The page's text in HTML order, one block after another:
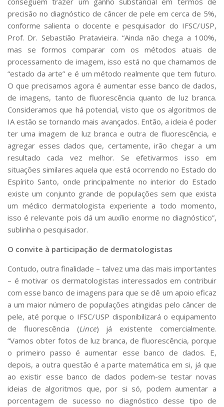
precisão no diagnóstico de câncer de pele em cerca de 5%,
conforme salienta o docente e pesquisador do IFSC/USP,
Prof. Dr. Sebastião Pratavieira. “Ainda não chega a 100%,
mas se formos comparar com os métodos atuais de
processamento de imagem, isso está no que chamamos de
“estado da arte” e é um método realmente que tem futuro.
O que precisamos agora é aumentar esse banco de dados,
de imagens, tanto de fluorescência quanto de luz branca.
Consideramos que há potencial, visto que os algoritmos de
IA estão se tornando mais avançados. Então, a ideia é poder
ter uma imagem de luz branca e outra de fluorescência, e
agregar esses dados que, certamente, irão chegar a um
resultado cada vez melhor. Se efetivarmos isso em
situações similares aquela que está ocorrendo no Estado do
Espírito Santo, onde principalmente no interior do Estado
existe um conjunto grande de populações sem que exista
um médico dermatologista experiente a todo momento,
isso é relevante pois dá um auxílio enorme no diagnóstico”,
sublinha o pesquisador.
O convite à participação de dermatologistas
Contudo, outra finalidade – talvez uma das mais importantes
– é motivar os dermatologistas interessados em contribuir
com esse banco de imagens para que se dê um apoio eficaz
a um maior número de populações atingidas pelo câncer de
pele, até porque o IFSC/USP disponibilizará o equipamento
de fluorescência (Lince) já existente comercialmente.
“Vamos obter fotos de luz branca, de fluorescência, porque
o primeiro passo é aumentar esse banco de dados. E,
depois, a outra questão é a parte matemática em si, já que
ao existir esse banco de dados podem-se testar novas
ideias de algoritmos que, por si só, podem aumentar a
porcentagem de sucesso no diagnóstico desse tipo de